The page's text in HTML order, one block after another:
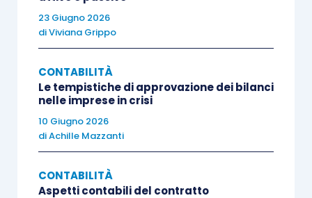
seguirà larestituzione
Si supponga che, a fine anno, l’ammontare delle
ritenute subitedallo studio ammonti ad euro
250.000,00 e che i soci utilizzino, per la
compensazione delle proprie imposte, euro
185.000,00: si rileverà l’ammontare delle ritenute
che i soci utilizzeranno lasciando quindi allo
studio la parte restante.
23 Giugno 2026
diViviana Grippo
CONTABILITÀ
Le tempistiche di approvazione dei bilanci
nelle imprese in crisi
10 Giugno 2026
diAchille Mazzanti
CONTABILITÀ
Aspetti contabili del contratto